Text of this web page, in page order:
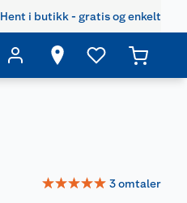
Hent i butikk - gratis og enkelt
☆☆☆☆☆ 3omtaler